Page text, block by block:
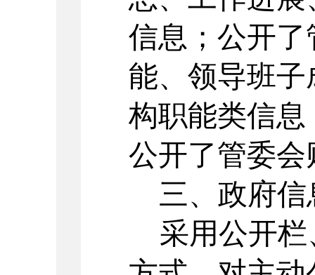
信息；公开
能、领导班
构职能类信
公开了管委
三、政府
采用公开